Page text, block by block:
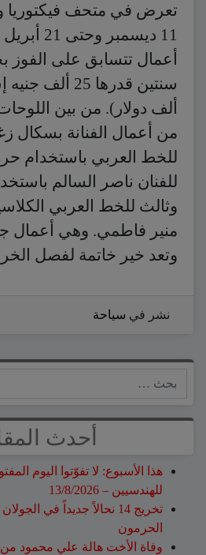
تعرض في متحف فيكتوريا
أعمال تتسابق على الفوز
ألف دولار). من بين
من أعمال الفنانة بسكال
للخط العربي باستخدام
للفنان ناصر السالم
وثالث للخط العربي
منير فاطمي. وهي أعمال
وتعد خير خاتمة لفصل
نشر في سياحة
أحدث
هذا الأسبوع: لا تفوّتوا اليوم
للهندسيين – 13/8/2026
تخريج 14 نحالاً جديداً في
الحرمون
وفاة الأخت هالة علي